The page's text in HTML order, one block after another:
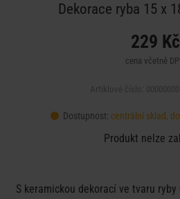
Dekorace ryba 15 x
229 Kč
cena včetně
Dostupnost: centrální sklad,
Produkt nelze
S keramickou dekorací ve tvaru ryby